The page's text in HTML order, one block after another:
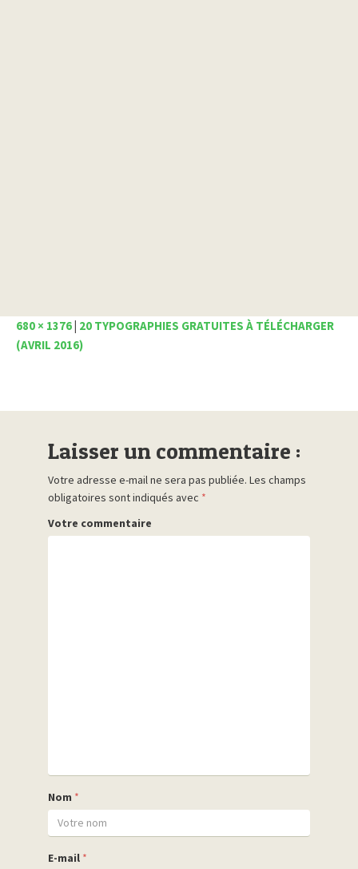
680 × 1376| 20 TYPOGRAPHIES GRATUITES À TÉLÉCHARGER
(AVRIL 2016)
Laisser un commentaire :
Votre adresse e-mail ne sera pas publiée. Les champs
obligatoires sont indiqués avec *
Votre commentaire
Nom *
E-mail *